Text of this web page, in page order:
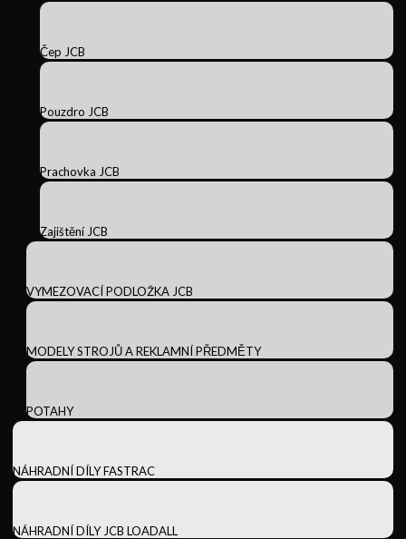
Čep JCB
Pouzdro JCB
Prachovka JCB
Zajištění JCB
VYMEZOVACÍ PODLOŽKA JCB
MODELY STROJŮ A REKLAMNÍ PŘEDMĚTY
POTAHY
NÁHRADNÍ DÍLY FASTRAC
NÁHRADNÍ DÍLY JCB LOADALL